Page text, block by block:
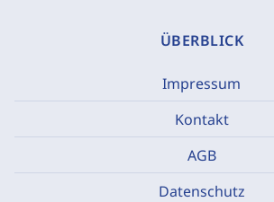
ÜBERBLICK
Impressum
Kontakt
AGB
Datenschutz